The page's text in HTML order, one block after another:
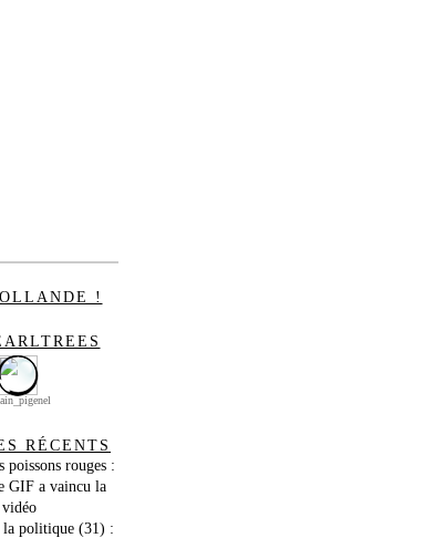
!
RÉCENTS
poissons rouges :
GIF a vaincu la
vidéo
la politique (31) :